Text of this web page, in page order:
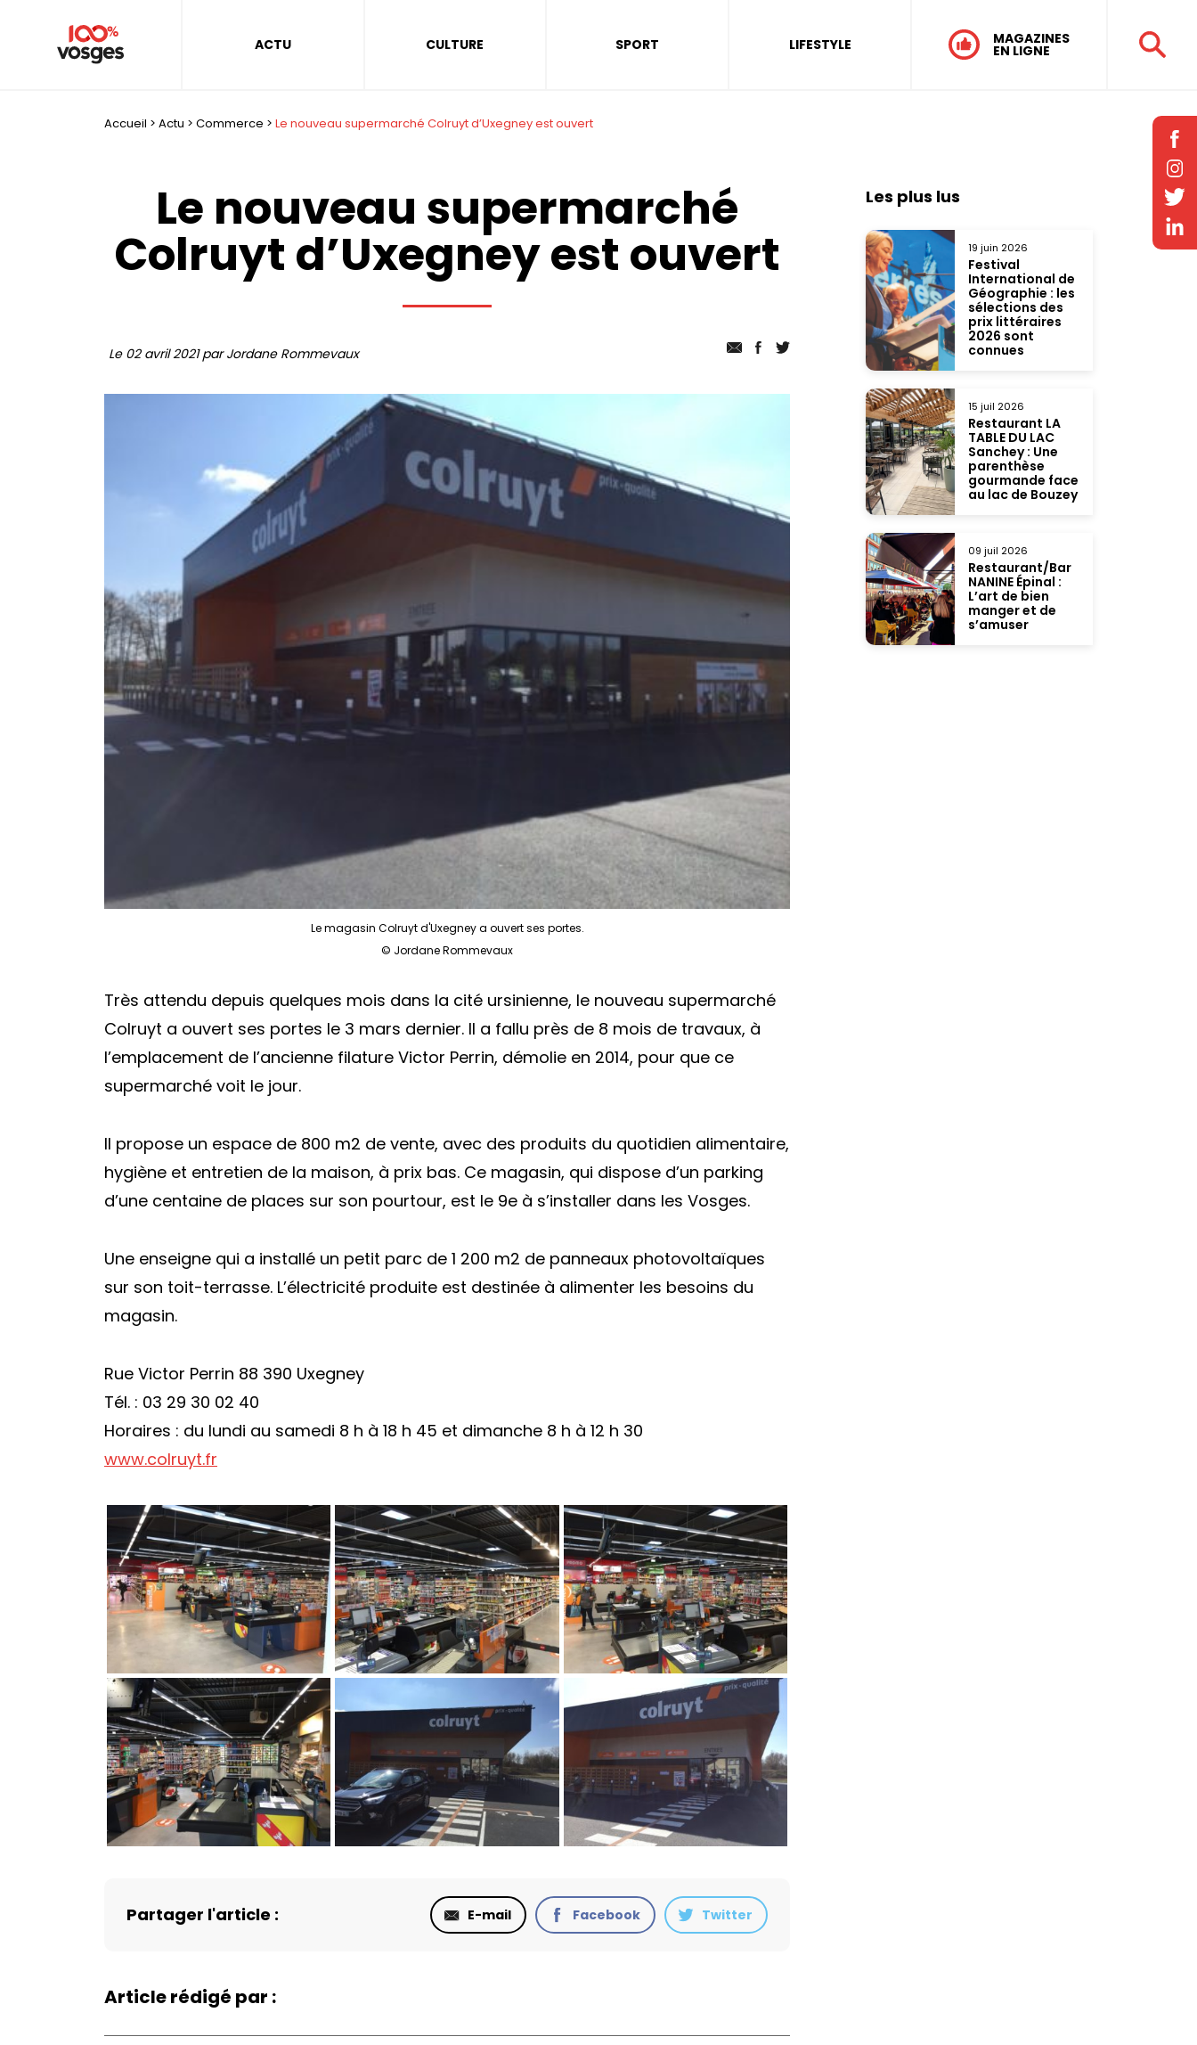
ACTU CULTURE SPORT LIFESTYLE MAGAZINES
EN LIGNE
Accueil > Actu > Commerce > Le nouveau supermarché Colruyt d’Uxegney est ouvert
Le nouveau supermarché
Colruyt d’Uxegney est ouvert
Le 02 avril 2021 par Jordane Rommevaux
Le magasin Colruyt d'Uxegney a ouvert ses portes.
© Jordane Rommevaux
Très attendu depuis quelques mois dans la cité ursinienne, le nouveau supermarché
Colruyt a ouvert ses portes le 3 mars dernier. Il a fallu près de 8 mois de travaux, à
l’emplacement de l’ancienne filature Victor Perrin, démolie en 2014, pour que ce
supermarché voit le jour.
Il propose un espace de 800 m2 de vente, avec des produits du quotidien alimentaire,
hygiène et entretien de la maison, à prix bas. Ce magasin, qui dispose d’un parking
d’une centaine de places sur son pourtour, est le 9e à s’installer dans les Vosges.
Une enseigne qui a installé un petit parc de 1 200 m2 de panneaux photovoltaïques
sur son toit-terrasse. L’électricité produite est destinée à alimenter les besoins du
magasin.
Rue Victor Perrin 88 390 Uxegney
Tél. : 03 29 30 02 40
Horaires : du lundi au samedi 8 h à 18 h 45 et dimanche 8 h à 12 h 30
www.colruyt.fr
Partager l'article : E-mail Facebook Twitter
Article rédigé par :
Les plus lus
19 juin 2026
Festival
International de
Géographie : les
sélections des
prix littéraires
2026 sont
connues
15 juil 2026
Restaurant LA
TABLE DU LAC
Sanchey : Une
parenthèse
gourmande face
au lac de Bouzey
09 juil 2026
Restaurant/Bar
NANINE Épinal :
L’art de bien
manger et de
s’amuser